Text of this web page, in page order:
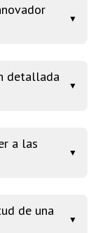
▼
detallada
▼
a las
▼
de una
▼